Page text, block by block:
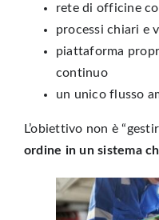
rete di officine
processi chiari e
piattaforma
continuo
un unico flusso
L’obiettivo non è
ordine in un sistema